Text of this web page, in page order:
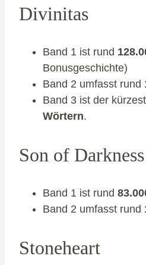
Divinitas
Band 1 ist rund
Bonusgeschichte)
Band 2 umfasst rund
Band 3 ist der
Wörtern.
Son of Darkness
Band 1 ist rund
Band 2 umfasst rund
Stoneheart